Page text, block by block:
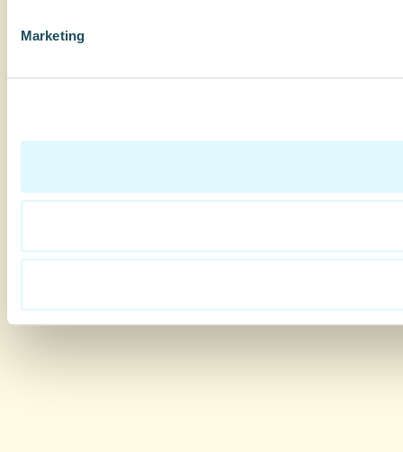
Marketing